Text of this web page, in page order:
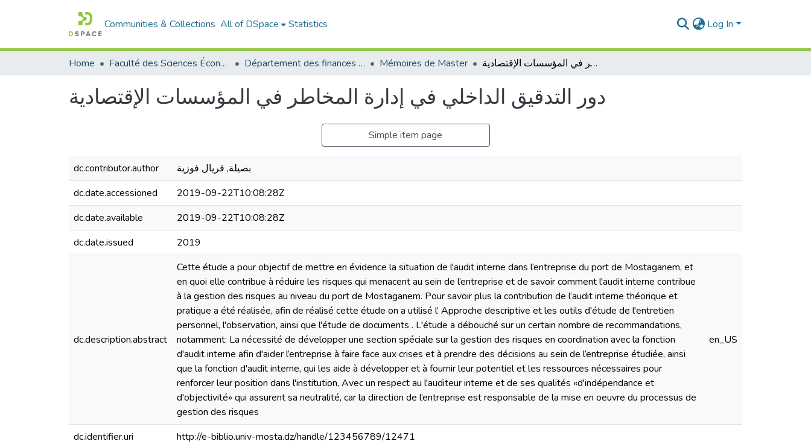
Communities & Collections All of DSpace Statistics Log In
Home Faculté des Sciences Économiques Commerciales et des Sciences de Gestion Département des finances et de comptabilité Mémoires de Master دور التدقيق الداخلي في إدارة المخاطر في المؤسسات الإقتصادية
دور التدقيق الداخلي في إدارة المخاطر في المؤسسات الإقتصادية
Simple item page
dc.contributor.author
بصيلة, فريال فوزية
dc.date.accessioned
2019-09-22T10:08:28Z
dc.date.available
2019-09-22T10:08:28Z
dc.date.issued
2019
dc.description.abstract
Cette étude a pour objectif de mettre en évidence la situation de l'audit interne dans l’entreprise du port de Mostaganem, et
en quoi elle contribue à réduire les risques qui menacent au sein de l’entreprise et de savoir comment l'audit interne contribue
à la gestion des risques au niveau du port de Mostaganem. Pour savoir plus la contribution de l’audit interne théorique et
pratique a été réalisée, afin de réalisé cette étude on a utilisé l’ Approche descriptive et les outils d'étude de l'entretien
personnel, l'observation, ainsi que l'étude de documents . L'étude a débouché sur un certain nombre de recommandations,
notamment: La nécessité de développer une section spéciale sur la gestion des risques en coordination avec la fonction
d'audit interne afin d'aider l’entreprise à faire face aux crises et à prendre des décisions au sein de l’entreprise étudiée, ainsi
que la fonction d'audit interne, qui les aide à développer et à fournir leur potentiel et les ressources nécessaires pour
renforcer leur position dans l'institution, Avec un respect au l'auditeur interne et de ses qualités «d'indépendance et
d'objectivité» qui assurent sa neutralité, car la direction de l’entreprise est responsable de la mise en oeuvre du processus de
gestion des risques
en_US
dc.identifier.uri
http://e-biblio.univ-mosta.dz/handle/123456789/12471